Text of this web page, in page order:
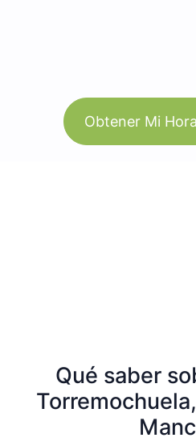
Obtener Mi
Qué saber